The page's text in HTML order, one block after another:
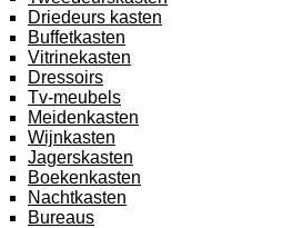
Driedeurs kasten
Buffetkasten
Vitrinekasten
Dressoirs
Tv-meubels
Meidenkasten
Wijnkasten
Jagerskasten
Boekenkasten
Nachtkasten
Bureaus